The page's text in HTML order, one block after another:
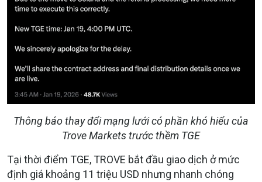
Thông báo thay đổi mạng lưới có phần khó hiểu của
Trove Markets trước thềm TGE
Tại thời điểm TGE, TROVE bắt đầu giao dịch ở mức
định giá khoảng 11 triệu USD nhưng nhanh chóng